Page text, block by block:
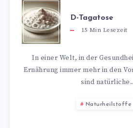
D-Tagatose
15 Min Lesezeit
In einer Welt, in der
Ernährung immer mehr in den
sind
Naturheilstoffe